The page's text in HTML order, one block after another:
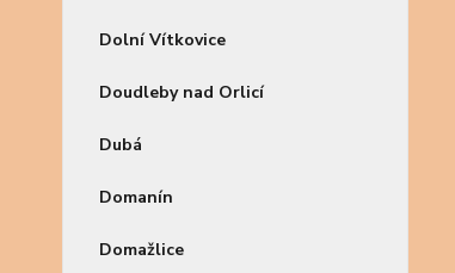
Dolní Vítkovice
Doudleby nad Orlicí
Dubá
Domanín
Domažlice